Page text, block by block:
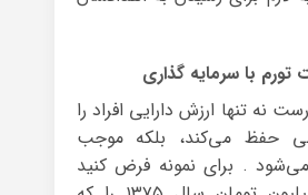
نه تنها ارزش دارایی افراد را
حفظ می‌کند، بلکه موجب
. برای نمونه فرض کنید